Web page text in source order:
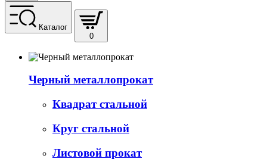
Каталог
0
Черный металлопрокат
Квадрат стальной
Круг стальной
Листовой прокат